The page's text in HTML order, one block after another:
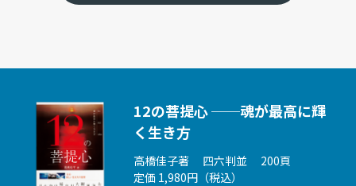
12の菩提心 ──魂が最高に輝
く生き方
高橋佳子著 四六判並 200頁
定価 1,980円（税込）